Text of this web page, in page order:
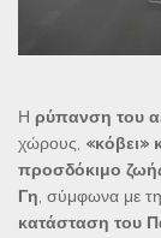
Η ρύπανση του
χώρους, «κόβει»
προσδόκιμο
Γη , σύμφωνα με
κατάσταση του